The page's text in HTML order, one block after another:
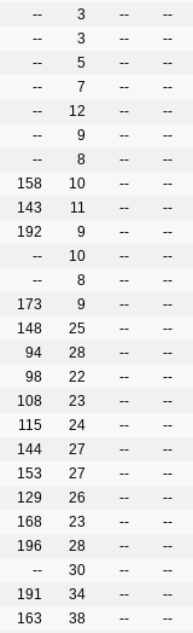
-- 3 -- --
-- 3 -- --
-- 5 -- --
-- 7 -- --
-- 12 -- --
-- 9 -- --
-- 8 -- --
158 10 -- --
143 11 -- --
192 9 -- --
-- 10 -- --
-- 8 -- --
173 9 -- --
148 25 -- --
94 28 -- --
98 22 -- --
108 23 -- --
115 24 -- --
144 27 -- --
153 27 -- --
129 26 -- --
168 23 -- --
196 28 -- --
-- 30 -- --
191 34 -- --
163 38 -- --